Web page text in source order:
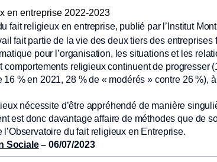
en entreprise 2022-2023
fait religieux en entreprise, publié par l’Institut
fait partie de la vie des deux tiers des
pour l’organisation, les situations et les
religieux continuent de progresser
% en 2021, 28 % de « modérés » contre 26 %),
nécessite d’être appréhendé de manière
est donc davantage affaire de méthodes que de
du fait religieux en Entreprise.
Sociale– 06/07/2023